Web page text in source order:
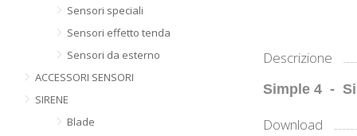
Sensori speciali
Sensori effetto tenda
Sensori da esterno
ACCESSORI SENSORI
SIRENE
Blade
Descrizione
Simple 4 -
Download